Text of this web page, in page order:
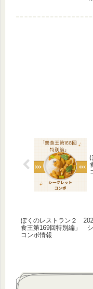
ぼくのレストラン２
食王第169回特別編」 シ
コンボ情報